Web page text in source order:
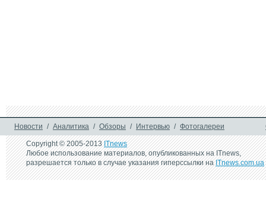
Новости / Аналитика / Обзоры / Интервью / Фотогалереи
Copyright © 2005-2013ITnews
Любое использование материалов, опубликованных на ITnews,
разрешается только в случае указания гиперссылки наITnews.com.ua